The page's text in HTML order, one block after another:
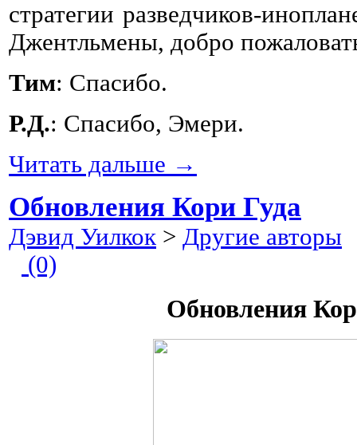
стратегии разведчиков-
Джентльмены, добро
Тим: Спасибо.
Р.Д.: Спасибо, Эмери.
Читать дальше →
Обновления Кори Гуда
Дэвид Уилкок > Другие авторы
(0)
Обновления